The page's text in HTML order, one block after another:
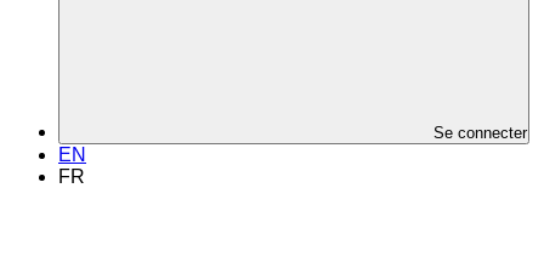
Se connecter
EN
FR